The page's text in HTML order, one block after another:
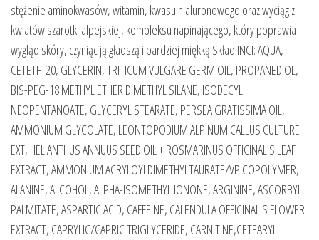
stężenie aminokwasów, witamin, kwasu hialuronowego oraz wyciąg z
kwiatów szarotki alpejskiej, kompleksu napinającego, który poprawia
wygląd skóry, czyniąc ją gładszą i bardziej miękką.Skład:INCI: AQUA,
CETETH-20, GLYCERIN, TRITICUM VULGARE GERM OIL, PROPANEDIOL,
BIS-PEG-18 METHYL ETHER DIMETHYL SILANE, ISODECYL
NEOPENTANOATE, GLYCERYL STEARATE, PERSEA GRATISSIMA OIL,
AMMONIUM GLYCOLATE, LEONTOPODIUM ALPINUM CALLUS CULTURE
EXT, HELIANTHUS ANNUUS SEED OIL + ROSMARINUS OFFICINALIS LEAF
EXTRACT, AMMONIUM ACRYLOYLDIMETHYLTAURATE/VP COPOLYMER,
ALANINE, ALCOHOL, ALPHA-ISOMETHYL IONONE, ARGININE, ASCORBYL
PALMITATE, ASPARTIC ACID, CAFFEINE, CALENDULA OFFICINALIS FLOWER
EXTRACT, CAPRYLIC/CAPRIC TRIGLYCERIDE, CARNITINE,CETEARYL